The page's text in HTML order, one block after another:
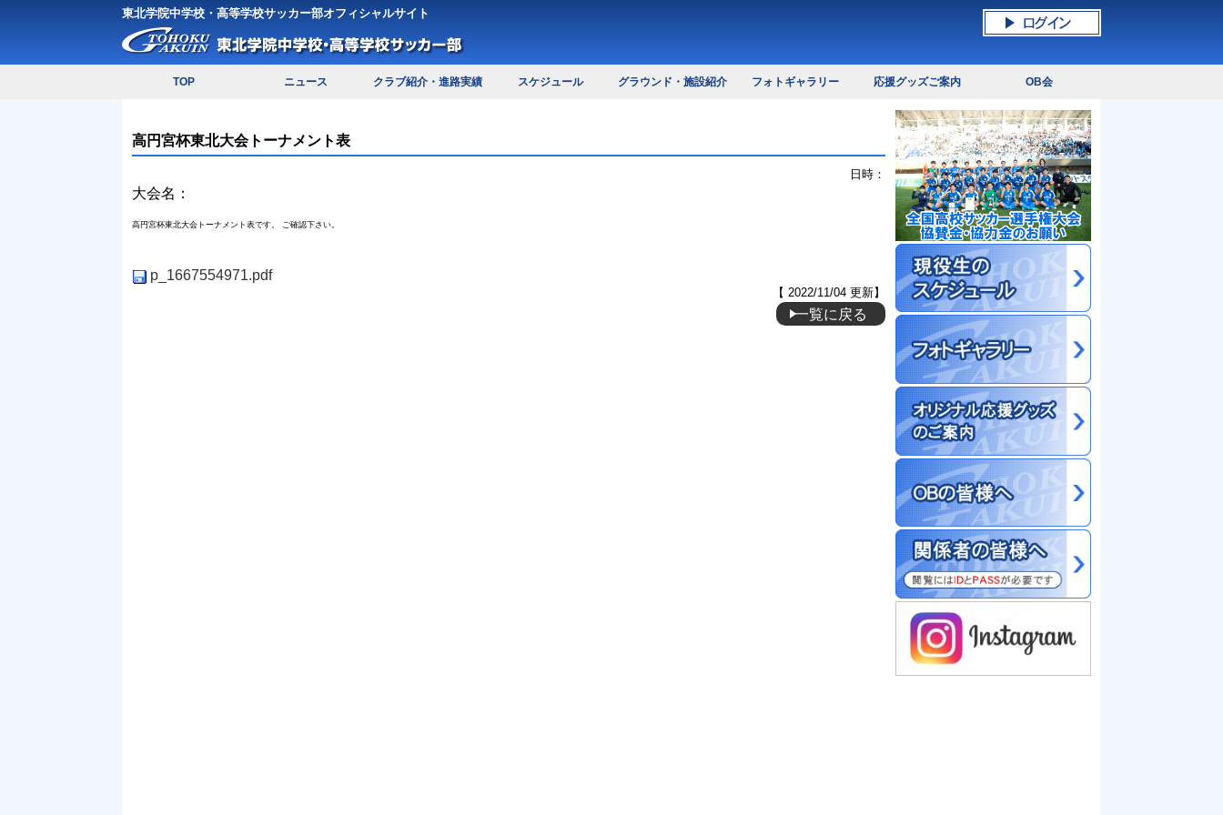
東北学院中学校・高等学校サッカー部オフィシャルサイト
TOP ニュース クラブ紹介・進路実績 スケジュール グラウンド・施設紹介 フォトギャラリー 応援グッズご案内 OB会
高円宮杯東北大会トーナメント表
日時：
大会名：
高円宮杯東北大会トーナメント表です。 ご確認下さい。
p_1667554971.pdf
【 2022/11/04 更新】
一覧に戻る